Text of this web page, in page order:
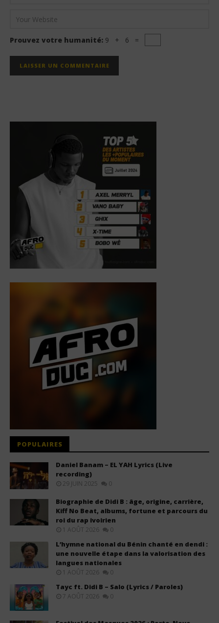
Prouvez votre humanité: 9 + 6 =
POPULAIRES
Daniel Banam – EL YAH Lyrics (Live
recording)
29 JUIN 2025 0
Biographie de Didi B : âge, origine, carrière,
Kiff No Beat, albums, fortune et parcours du
roi du rap ivoirien
1 AOÛT 2026 0
L’hymne national du Bénin chanté en dendi :
une nouvelle étape dans la valorisation des
langues nationales
1 AOÛT 2026 0
Tayc ft. Didi B – Salo (Lyrics / Paroles)
7 AOÛT 2026 0